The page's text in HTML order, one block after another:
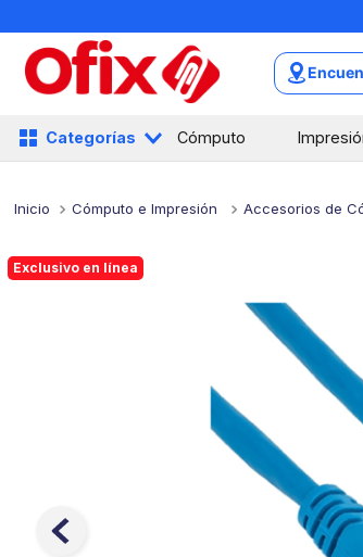
Categorías Cómputo
Cómputo e Impresión Accesorios de
Exclusivo en línea
1.
mochilas
.
libretas
3.
cuaderno
5.
colores
7.
escritorio